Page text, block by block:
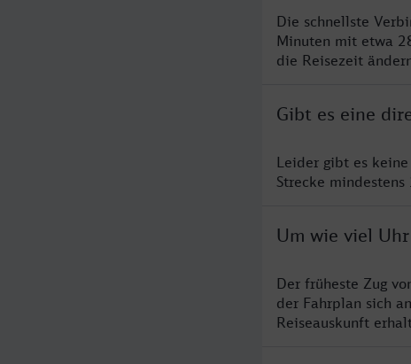
Die schnellste
Minuten mit etwa
die Reisezeit
Gibt es eine
Leider gibt es
Strecke mindestens
Um wie viel
Der früheste Zug
der Fahrplan sich
Reiseauskunft